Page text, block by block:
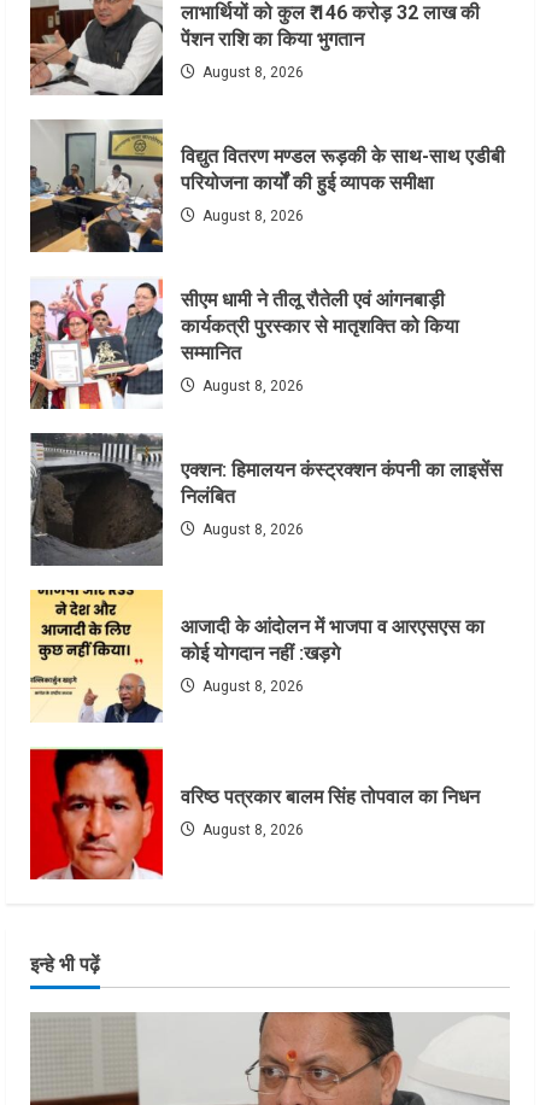
लाभार्थियों को कुल ₹ 146 करोड़ 32 लाख की
पेंशन राशि का किया भुगतान
August 8, 2026
विद्युत वितरण मण्डल रूड़की के साथ-साथ एडीबी
परियोजना कार्यों की हुई व्यापक समीक्षा
August 8, 2026
सीएम धामी ने तीलू रौतेली एवं आंगनबाड़ी
कार्यकत्री पुरस्कार से मातृशक्ति को किया
सम्मानित
August 8, 2026
एक्शन: हिमालयन कंस्ट्रक्शन कंपनी का लाइसेंस
निलंबित
August 8, 2026
आजादी के आंदोलन में भाजपा व आरएसएस का
कोई योगदान नहीं :खड़गे
August 8, 2026
वरिष्ठ पत्रकार बालम सिंह तोपवाल का निधन
August 8, 2026
इन्हे भी पढ़ें